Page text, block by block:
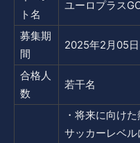
ト名
ユーロプラス
募集期
間
2025年2月05
合格人
数
若干名
・将来に向け
サッカーレベル